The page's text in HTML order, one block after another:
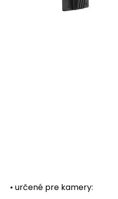
• určené pre kamery: